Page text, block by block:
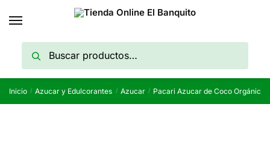
por:
Buscar
Inicio / Azucar y Edulcorantes / Azucar / Pacari Azucar de Coco Orgánico